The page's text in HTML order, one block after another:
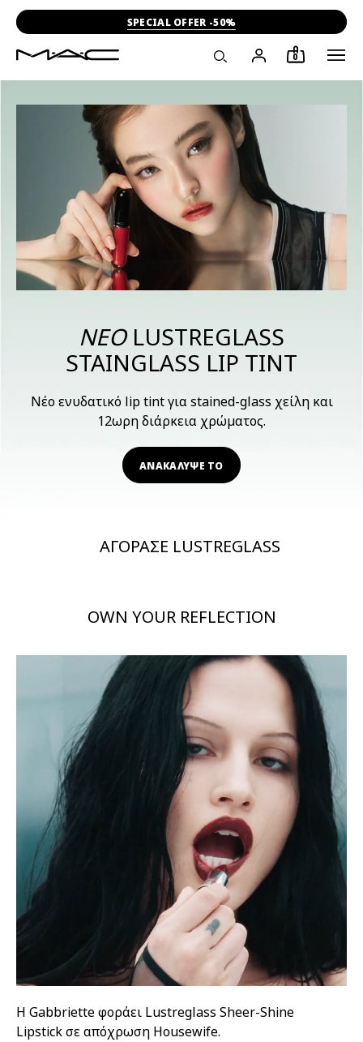
-15% ΣΤΗΝ ΠΡΩΤΗ ΣΟΥ ΑΓΟΡΑ
0
ΝΕΟLUSTREGLASS
STAINGLASS LIP TINT
Νέο ενυδατικό lip tint για stained-glass χείλη και
12ωρη διάρκεια χρώματος.
ΑΝΑΚΑΛΥΨΕ ΤΟ
ΑΓΟΡΑΣΕ LUSTREGLASS
OWN YOUR REFLECTION
Η Gabbriette φοράει Lustreglass Sheer-Shine
Lipstick σε απόχρωση Housewife.